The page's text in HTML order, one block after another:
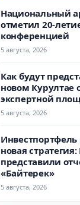
Национальный
отметил 20-
конференцией
5 августа, 2026
Как будут
новом Курултае
экспертной
5 августа, 2026
Инвестпортфель
новая
представили
«Байтерек»
5 августа, 2026